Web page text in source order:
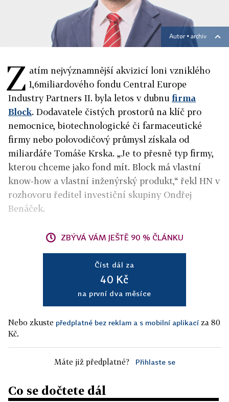
Autor ▪ archiv
Z atím nejvýznamnější akvizicí loni vzniklého
1,6miliardového fondu Central Europe
Industry Partners II. byla letos v dubnu firma
Block. Dodavatele čistých prostorů na klíč pro
nemocnice, biotechnologické či farmaceutické
firmy nebo polovodičový průmysl získala od
miliardáře Tomáše Krska. „Je to přesně typ firmy,
kterou chceme jako fond mít. Block má vlastní
know-how a vlastní inženýrský produkt,“ řekl HN v
rozhovoru ředitel investiční skupiny Ondřej
Benáček.
ZBÝVÁ VÁM JEŠTĚ 90 % ČLÁNKU
Číst dál za
40 Kč
na první dva měsíce
Nebo zkuste předplatné bez reklam a s mobilní aplikací za 80
Kč.
Máte již předplatné? Přihlaste se
Co se dočtete dál